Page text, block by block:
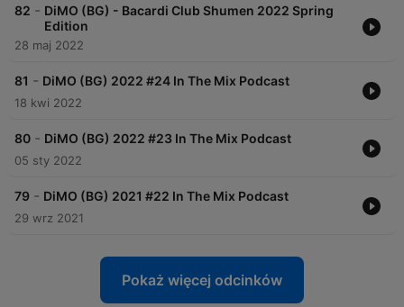
82 - DiMO (BG) - Bacardi Club Shumen 2022 Spring
Edition
28 maj 2022
81 - DiMO (BG) 2022 #24 In The Mix Podcast
18 kwi 2022
80 - DiMO (BG) 2022 #23 In The Mix Podcast
05 sty 2022
79 - DiMO (BG) 2021 #22 In The Mix Podcast
29 wrz 2021
Pokaż więcej odcinków